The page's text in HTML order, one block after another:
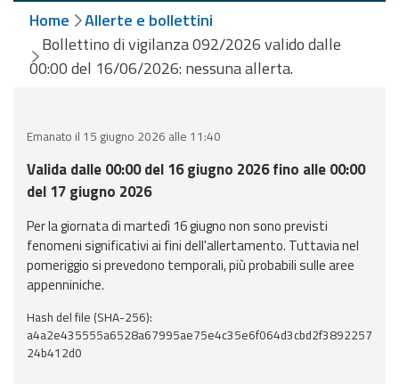
Dati osservati
Radar meteo
Strumenti
Operativi
Report
Aggiornamenti
Informazioni
utili
Home
Allerte e bollettini
Bollettino di vigilanza 092/2026 valido dalle
00:00 del 16/06/2026: nessuna allerta.
Emanato il 15 giugno 2026 alle 11:40
Valida dalle 00:00 del 16 giugno 2026 fino alle 00:00
del 17 giugno 2026
Per la giornata di martedì 16 giugno non sono previsti
fenomeni significativi ai fini dell'allertamento. Tuttavia nel
pomeriggio si prevedono temporali, più probabili sulle aree
appenniniche.
Hash del file (SHA-256):
a4a2e435555a6528a67995ae75e4c35e6f064d3cbd2f3892257
24b412d0